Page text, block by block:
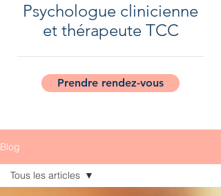
Psychologue clinicienne
et thérapeute TCC
Prendre rendez-vous
Blog
Tous les articles